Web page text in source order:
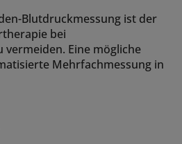
Blutdruckmessung ist der
bei
Eine mögliche
Mehrfachmessung in